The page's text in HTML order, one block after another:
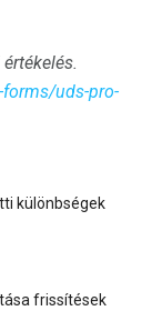
uds-pro-
különbségek
frissítések